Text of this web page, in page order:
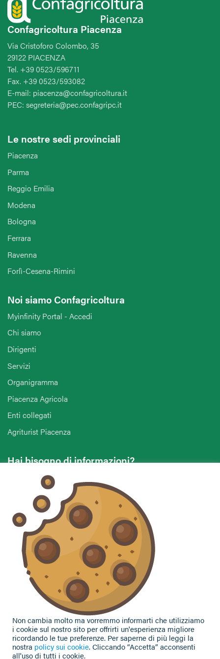
Confagricoltura Piacenza
Via Cristoforo Colombo, 35
29122 PIACENZA
Tel. +39 0523/596711
Fax. +39 0523/593082
E-mail: piacenza@confagricoltura.it
PEC: segreteria@pec.confagripc.it
Le nostre sedi provinciali
Piacenza
Parma
Reggio Emilia
Modena
Bologna
Ferrara
Ravenna
Forlì-Cesena-Rimini
Noi siamo Confagricoltura
Myinfinity Portal - Accedi
Chi siamo
Dirigenti
Servizi
Organigramma
Piacenza Agricola
Enti collegati
Agriturist Piacenza
Hai bisogno di informazioni?
Vuoi contattarci per ricevere assistenza, lasciare un
commento o chiedere informazioni?
CONTATTACI
Seguici sui social
Privacy Policy|Cookie Policy
Non cambia molto ma vorremmo informarti che utilizziamo
i cookie sul nostro sito per offrirti un'esperienza migliore
ricordando le tue preferenze. Per saperne di più leggi la
nostra policy sui cookie. Cliccando “Accetta” acconsenti
all'uso di tutti i cookie.